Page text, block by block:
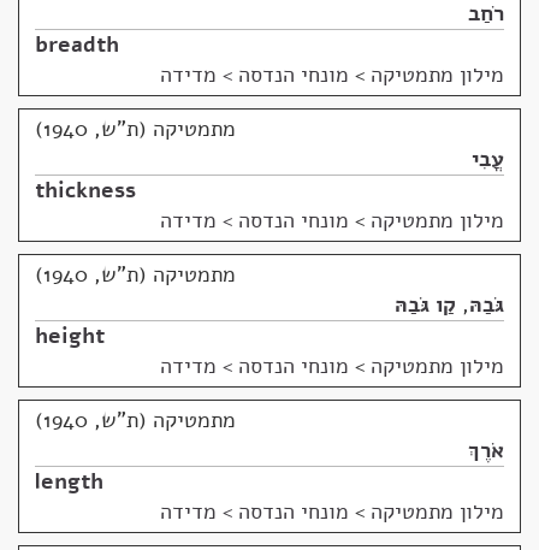
רֹחַב
breadth
מילון מתמטיקה > מונחי הנדסה > מדידה
מתמטיקה (ת"ש, 1940)
עֳבִי
thickness
מילון מתמטיקה > מונחי הנדסה > מדידה
מתמטיקה (ת"ש, 1940)
גֹּבַהּ, קַו גֹּבַהּ
height
מילון מתמטיקה > מונחי הנדסה > מדידה
מתמטיקה (ת"ש, 1940)
אֹרֶךְ
length
מילון מתמטיקה > מונחי הנדסה > מדידה